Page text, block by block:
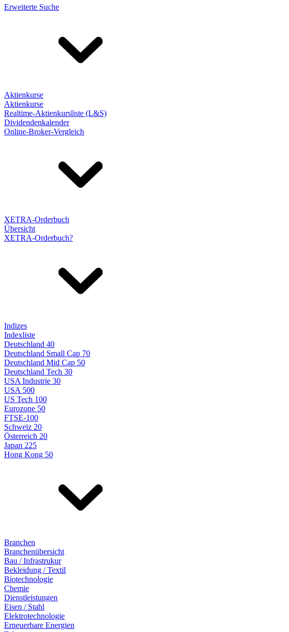
Erweiterte Suche
Aktienkurse
Aktienkurse
Realtime-Aktienkursliste (L&S)
Dividendenkalender
Online-Broker-Vergleich
XETRA-Orderbuch
Übersicht
XETRA-Orderbuch?
Indizes
Indexliste
Deutschland 40
Deutschland Small Cap 70
Deutschland Mid Cap 50
Deutschland Tech 30
USA Industrie 30
USA 500
US Tech 100
Eurozone 50
FTSE-100
Schweiz 20
Österreich 20
Japan 225
Hong Kong 50
Branchen
Branchenübersicht
Bau / Infrastrukur
Bekleidung / Textil
Biotechnologie
Chemie
Dienstleistungen
Eisen / Stahl
Elektrotechnologie
Erneuerbare Energien